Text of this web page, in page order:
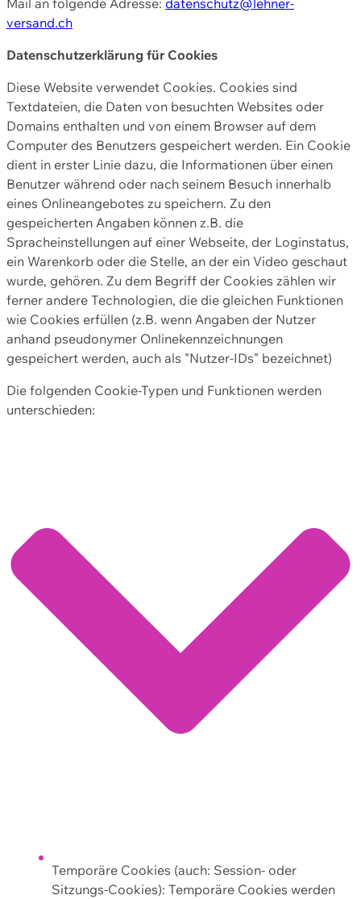
versand.ch
Datenschutzerklärung für Cookies
Diese Website verwendet Cookies. Cookies sind
Textdateien, die Daten von besuchten Websites oder
Domains enthalten und von einem Browser auf dem
Computer des Benutzers gespeichert werden. Ein Cookie
dient in erster Linie dazu, die Informationen über einen
Benutzer während oder nach seinem Besuch innerhalb
eines Onlineangebotes zu speichern. Zu den
gespeicherten Angaben können z.B. die
Spracheinstellungen auf einer Webseite, der Loginstatus,
ein Warenkorb oder die Stelle, an der ein Video geschaut
wurde, gehören. Zu dem Begriff der Cookies zählen wir
ferner andere Technologien, die die gleichen Funktionen
wie Cookies erfüllen (z.B. wenn Angaben der Nutzer
anhand pseudonymer Onlinekennzeichnungen
gespeichert werden, auch als "Nutzer-IDs" bezeichnet)
Die folgenden Cookie-Typen und Funktionen werden
unterschieden:
Temporäre Cookies (auch: Session- oder
Sitzungs-Cookies): Temporäre Cookies werden